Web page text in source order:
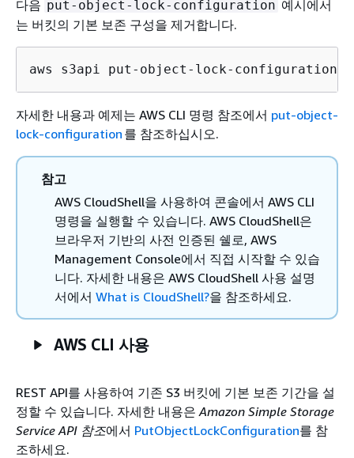
다음 put-object-lock-configuration 예시에서
는 버킷의 기본 보존 구성을 제거합니다.
aws s3api put-object-lock-configuration
자세한 내용과 예제는 AWS CLI 명령 참조에서 put-object-
lock-configuration 를 참조하십시오.
참고
AWS CloudShell을 사용하여 콘솔에서 AWS CLI
명령을 실행할 수 있습니다. AWS CloudShell은
브라우저 기반의 사전 인증된 쉘로, AWS
Management Console에서 직접 시작할 수 있습
니다. 자세한 내용은 AWS CloudShell 사용 설명
서에서 What is CloudShell?을 참조하세요.
AWS CLI 사용
REST API를 사용하여 기존 S3 버킷에 기본 보존 기간을 설
정할 수 있습니다. 자세한 내용은 Amazon Simple Storage
Service API 참조에서 PutObjectLockConfiguration를 참
조하세요.